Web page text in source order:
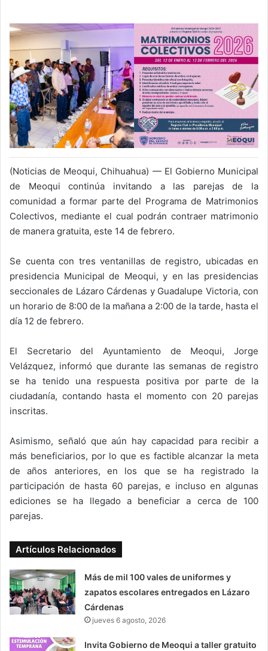
(Noticias de Meoqui, Chihuahua) — El Gobierno Municipal
de Meoqui continúa invitando a las parejas de la
comunidad a formar parte del Programa de Matrimonios
Colectivos, mediante el cual podrán contraer matrimonio
de manera gratuita, este 14 de febrero.
Se cuenta con tres ventanillas de registro, ubicadas en
presidencia Municipal de Meoqui, y en las presidencias
seccionales de Lázaro Cárdenas y Guadalupe Victoria, con
un horario de 8:00 de la mañana a 2:00 de la tarde, hasta el
día 12 de febrero.
El Secretario del Ayuntamiento de Meoqui, Jorge
Velázquez, informó que durante las semanas de registro
se ha tenido una respuesta positiva por parte de la
ciudadanía, contando hasta el momento con 20 parejas
inscritas.
Asimismo, señaló que aún hay capacidad para recibir a
más beneficiarios, por lo que es factible alcanzar la meta
de años anteriores, en los que se ha registrado la
participación de hasta 60 parejas, e incluso en algunas
ediciones se ha llegado a beneficiar a cerca de 100
parejas.
Artículos Relacionados
Más de mil 100 vales de uniformes y
zapatos escolares entregados en Lázaro
Cárdenas
jueves 6 agosto, 2026
Invita Gobierno de Meoqui a taller gratuito